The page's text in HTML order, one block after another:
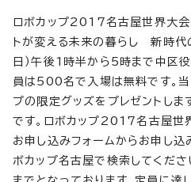
ロボカップ2017名古屋世界大会
トが変える未来の暮らし 新時代
日）午後1時半から5時まで中区
員は500名で入場は無料です。
プの限定グッズをプレゼントしま
です。ロボカップ2017名古屋世
お申し込みフォームからお申し込
ボカップ名古屋で検索してくださ